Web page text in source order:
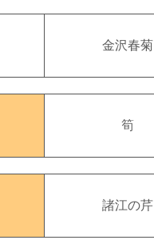
金沢春菊
筍
諸江の芹